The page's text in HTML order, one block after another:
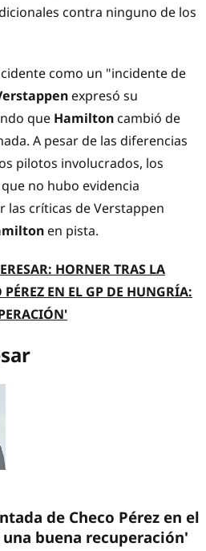
contra ninguno de los
como un "incidente de
expresó su
que Hamilton cambió de
A pesar de las diferencias
pilotos involucrados, los
no hubo evidencia
las críticas de Verstappen
en pista.
HORNER TRAS LA
EN EL GP DE HUNGRÍA:
de Checo Pérez en el
una buena recuperación'